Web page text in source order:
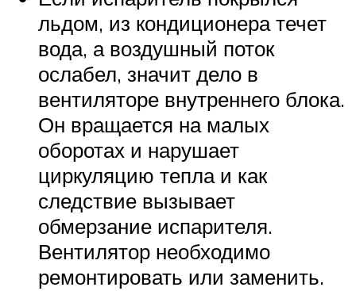
льдом, из кондиционера течет
вода, а воздушный поток
ослабел, значит дело в
вентиляторе внутреннего блока.
Он вращается на малых
оборотах и нарушает
циркуляцию тепла и как
следствие вызывает
обмерзание испарителя.
Вентилятор необходимо
ремонтировать или заменить.